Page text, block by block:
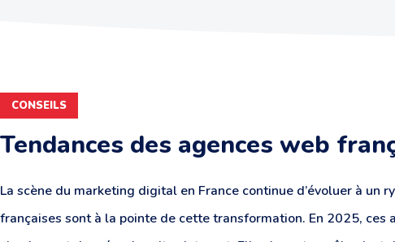
CONSEILS
Tendances des agences web
La scène du marketing digital en France continue d’évoluer à un
françaises sont à la pointe de cette transformation. En 2025, ces